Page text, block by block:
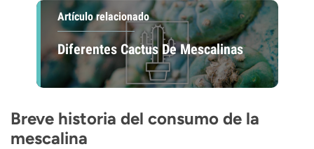
Artículo relacionado
Diferentes Cactus De Mescalinas
Breve historia del consumo de la
mescalina